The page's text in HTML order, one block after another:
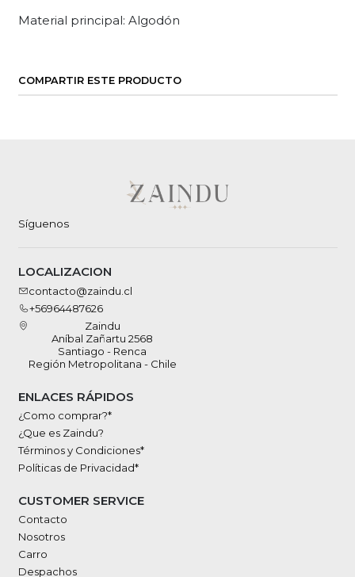
Material principal: Algodón
COMPARTIR ESTE PRODUCTO
Síguenos
LOCALIZACION
contacto@zaindu.cl
+56964487626
Zaindu
Aníbal Zañartu 2568
Santiago - Renca
Región Metropolitana - Chile
ENLACES RÁPIDOS
¿Como comprar?*
¿Que es Zaindu?
Términos y Condiciones*
Políticas de Privacidad*
CUSTOMER SERVICE
Contacto
Nosotros
Carro
Despachos